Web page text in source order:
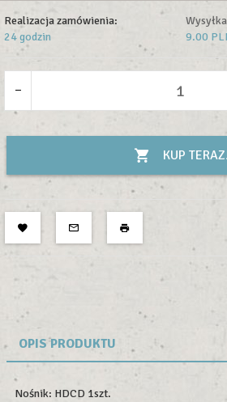
Realizacja zamówienia:
24 godzin
9.00
KUP
OPIS PRODUKTU
Nośnik: HDCD 1szt.